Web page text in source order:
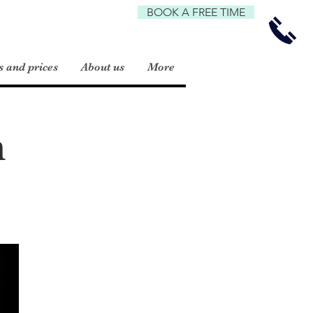
and prices About us More
BOOK A FREE TIME